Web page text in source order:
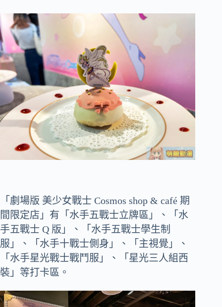
「劇場版 美少女戰士 Cosmos shop & café 期
間限定店」有「水手五戰士立牌區」、「水
手五戰士 Q 版」、「水手五戰士學生制
服」、「水手十戰士側身」、「主視覺」、
「水手星光戰士戰鬥服」、「星光三人組西
裝」等打卡區。